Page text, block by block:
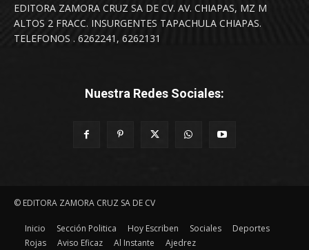
EDITORA ZAMORA CRUZ SA DE CV. AV. CHIAPAS, MZ M
ALTOS 2 FRACC. INSURGENTES TAPACHULA CHIAPAS.
TELEFONOS . 6262241, 6262131
Nuestra Redes Sociales:
© EDITORA ZAMORA CRUZ SA DE CV
Inicio Sección Politica Hoy Escriben Sociales
Deportes
Rojas
Aviso Eficaz Al Instante Ajedrez